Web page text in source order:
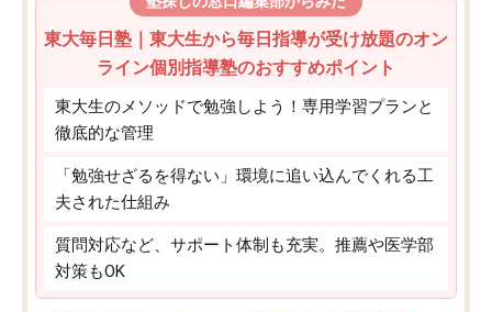
東大毎日塾｜東大生から毎日指導が受け放題のオン
ライン個別指導塾のおすすめポイント
東大生のメソッドで勉強しよう！専用学習プランと
徹底的な管理
「勉強せざるを得ない」環境に追い込んでくれる工
夫された仕組み
質問対応など、サポート体制も充実。推薦や医学部
対策もOK